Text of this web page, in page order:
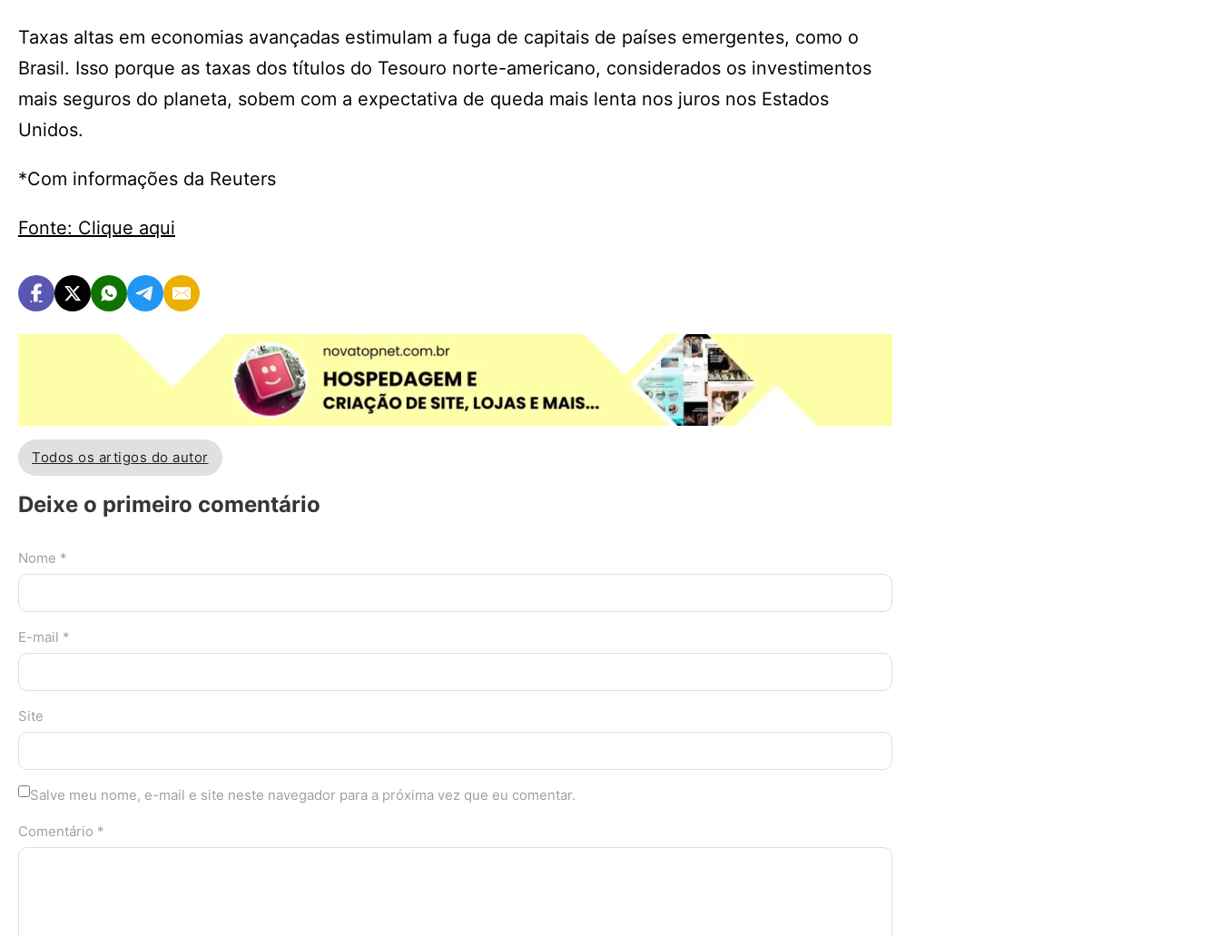
Taxas altas em economias avançadas estimulam a fuga de capitais de países emergentes, como o
Brasil. Isso porque as taxas dos títulos do Tesouro norte-americano, considerados os investimentos
mais seguros do planeta, sobem com a expectativa de queda mais lenta nos juros nos Estados
Unidos.
*Com informações da Reuters
Fonte: Clique aqui
Todos os artigos do autor
Deixe o primeiro comentário
Nome *
E-mail *
Site
Salve meu nome, e-mail e site neste navegador para a próxima vez que eu comentar.
Comentário *